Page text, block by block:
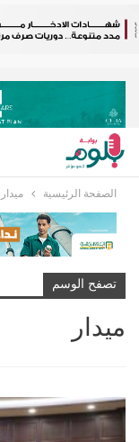
الصفحة الرئيسية ميدار
تصفح الوسم
ميدار